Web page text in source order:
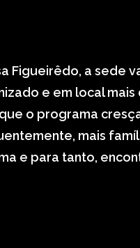
Figueirêdo, a sede
e em local mais
o programa
mais
e para tanto,